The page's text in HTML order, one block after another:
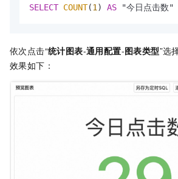
SELECT COUNT(1 ) AS "今日点击数"
依次点击“统计图表-通用配置-图表类型”选
效果如下：